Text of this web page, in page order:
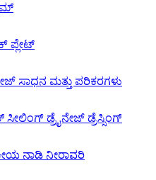
ಪ್ಲೇಟ್
ಸಾಧನ ಮತ್ತು ಪರಿಕರಗಳು
ಡ್ರೈನೇಜ್ ಡ್ರೆಸ್ಸಿಂಗ್
ನಾಡಿ ನೀರಾವರಿ